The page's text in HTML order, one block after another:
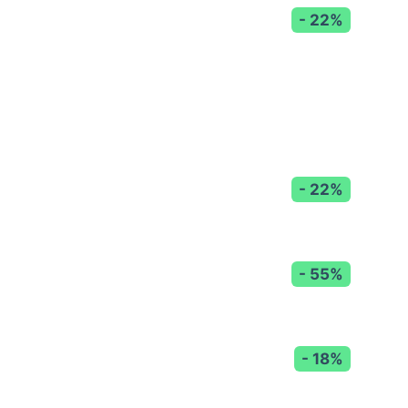
- 22%
- 22%
- 55%
- 18%